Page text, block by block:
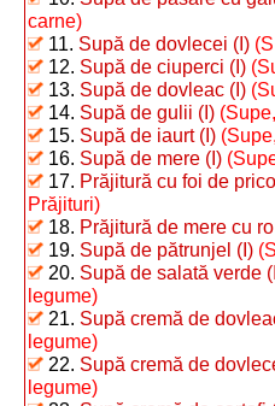
carne)
11. Supă de dovlecei (I)
12. Supă de ciuperci (I)
13. Supă de dovleac (I)
14. Supă de gulii (I)
15. Supă de iaurt (I)
16. Supă de mere (I)
17. Prăjitură cu foi de
Prăjituri)
18. Prăjitură de mere cu
19. Supă de pătrunjel (I)
20. Supă de salată verde
legume)
21. Supă cremă de
legume)
22. Supă cremă de
legume)